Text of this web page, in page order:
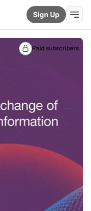
Sign Up
Paid subscribers